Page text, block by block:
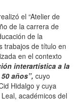
el “Atelier de
de la carrera de
de la
trabajos de título en
en el contexto
interartística a la
años”, cuyo
Hidalgo y cuya
académicos del